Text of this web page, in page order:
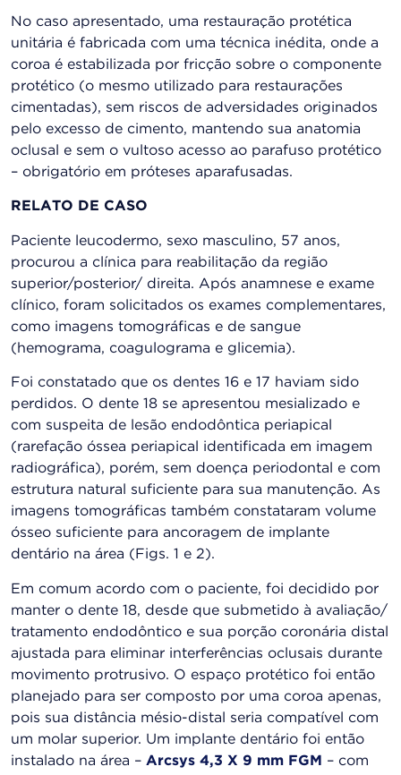
No caso apresentado, uma restauração protética
unitária é fabricada com uma técnica inédita, onde a
coroa é estabilizada por fricção sobre o componente
protético (o mesmo utilizado para restaurações
cimentadas), sem riscos de adversidades originados
pelo excesso de cimento, mantendo sua anatomia
oclusal e sem o vultoso acesso ao parafuso protético
– obrigatório em próteses aparafusadas.
RELATO DE CASO
Paciente leucodermo, sexo masculino, 57 anos,
procurou a clínica para reabilitação da região
superior/posterior/ direita. Após anamnese e exame
clínico, foram solicitados os exames complementares,
como imagens tomográficas e de sangue
(hemograma, coagulograma e glicemia).
Foi constatado que os dentes 16 e 17 haviam sido
perdidos. O dente 18 se apresentou mesializado e
com suspeita de lesão endodôntica periapical
(rarefação óssea periapical identificada em imagem
radiográfica), porém, sem doença periodontal e com
estrutura natural suficiente para sua manutenção. As
imagens tomográficas também constataram volume
ósseo suficiente para ancoragem de implante
dentário na área (Figs. 1 e 2).
Em comum acordo com o paciente, foi decidido por
manter o dente 18, desde que submetido à avaliação/
tratamento endodôntico e sua porção coronária distal
ajustada para eliminar interferências oclusais durante
movimento protrusivo. O espaço protético foi então
planejado para ser composto por uma coroa apenas,
pois sua distância mésio-distal seria compatível com
um molar superior. Um implante dentário foi então
instalado na área – Arcsys 4,3 X 9 mm FGM
– com